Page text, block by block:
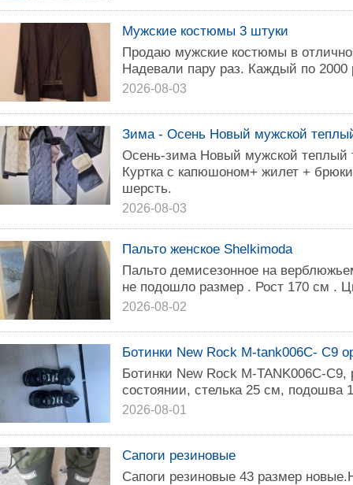
Мужские костюмы 3 штуки
Продаю мужские костюмы в
Надевали пару раз. Каждый по 2000
2026-08-03
Зима - Осень Новый мужской
Осень-зима Новый мужской теплый
Куртка с капюшоном+ жилет +
шерсть.
2026-08-03
Пальто женское Shelkimoda
Пальто демисезонное на
не подошло размер . Рост 170 см .
2026-08-02
Ботинки New Rock M-tank006C- С9
Ботинки New Rock M-TANK006C-
состоянии, стелька 25 см, подошва
2026-08-01
Сапоги резиновые
Сапоги резиновые 43 размер